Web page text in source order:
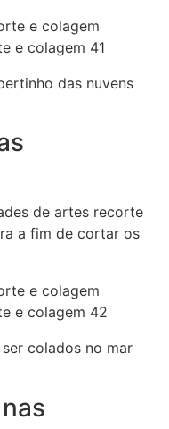
e colagem 41
das nuvens
de artes recorte
a fim de cortar os
e colagem 42
colados no mar